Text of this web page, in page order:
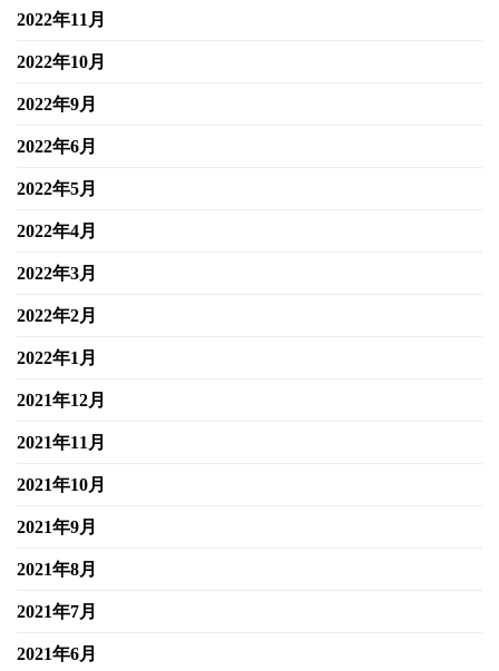
2022年11月
2022年10月
2022年9月
2022年6月
2022年5月
2022年4月
2022年3月
2022年2月
2022年1月
2021年12月
2021年11月
2021年10月
2021年9月
2021年8月
2021年7月
2021年6月